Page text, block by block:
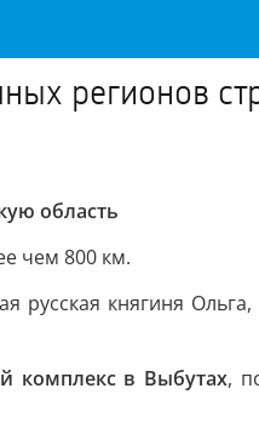
регионов
область
чем 800 км.
княгиня
комплекс в Выбутах,